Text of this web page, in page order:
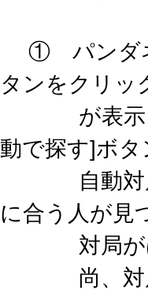
① パンダネ
タンをクリッ
が表示さ
動で探す]ボ
自動対局
に合う人が見
対局がは
尚、対局